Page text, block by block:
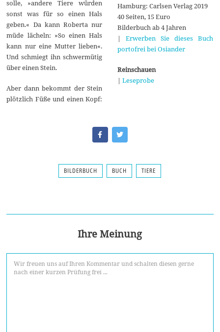
solle, »andere Tiere würden
sonst was für so einen Hals
geben.« Da kann Roberta nur
müde lächeln: »So einen Hals
kann nur eine Mutter lieben«.
Und schmiegt ihn schwermütig
über einen Stein.
Aber dann bekommt der Stein
plötzlich Füße und einen Kopf:
Hamburg: Carlsen Verlag 2019
40 Seiten, 15 Euro
Bilderbuch ab 4 Jahren
| Erwerben Sie dieses Buch
portofrei bei Osiander
Reinschauen
| Leseprobe
BILDERBUCH BUCH TIERE
Ihre Meinung